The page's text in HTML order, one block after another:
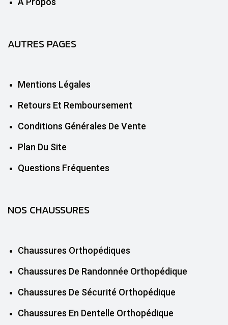
AUTRES PAGES
Mentions Légales
Retours Et Remboursement
Conditions Générales De Vente
Plan Du Site
Questions Fréquentes
NOS CHAUSSURES
Chaussures Orthopédiques
Chaussures De Randonnée Orthopédique
Chaussures De Sécurité Orthopédique
Chaussures En Dentelle Orthopédique